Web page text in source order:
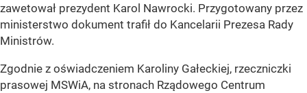
zawetował prezydent Karol Nawrocki. Przygotowany przez
ministerstwo dokument trafił do Kancelarii Prezesa Rady
Ministrów.
Zgodnie z oświadczeniem Karoliny Gałeckiej, rzeczniczki
prasowej MSWiA, na stronach Rządowego Centrum